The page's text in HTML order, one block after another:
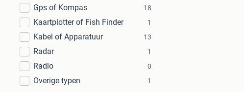
Gps of Kompas 18
Kaartplotter of Fish Finder 1
Kabel of Apparatuur 13
Radar 1
Radio 0
Overige typen 1